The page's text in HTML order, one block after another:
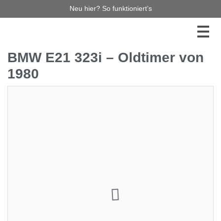
BMW E21 323i – Oldtimer von
1980
Traumauto bereits dabei! Verpassen Sie keinen
Neu hier? So funktioniert’s